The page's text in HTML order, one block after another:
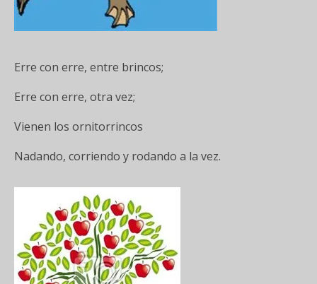
Erre con erre, entre brincos;
Erre con erre, otra vez;
Vienen los ornitorrincos
Nadando, corriendo y rodando a la vez.